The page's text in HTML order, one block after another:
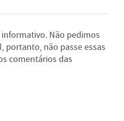
Não pedimos
portanto, não passe essas
comentários das